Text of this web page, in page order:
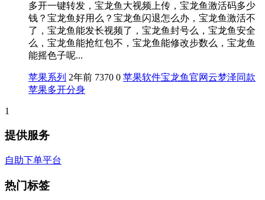
多开一键转发，宝龙鱼大视频上传，宝龙鱼激活码多少
钱？宝龙鱼好用么？宝龙鱼闪退怎么办，宝龙鱼激活不
了，宝龙鱼能发长视频了，宝龙鱼封号么，宝龙鱼安全
么，宝龙鱼能抢红包不，宝龙鱼能修改步数么，宝龙鱼
能摇色子呢...
苹果系列 2年前 7370 0 苹果软件宝龙鱼官网云梦泽同款
苹果多开分身
1
提供服务
自助下单平台
热门标签